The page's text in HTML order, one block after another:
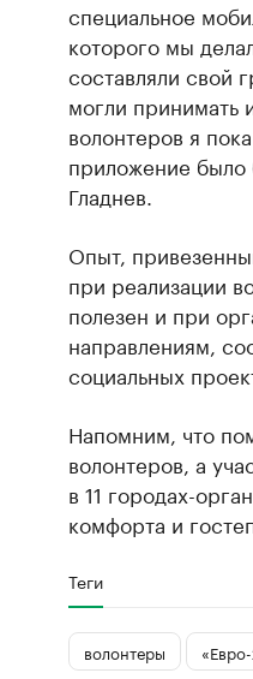
специальное
которого мы
составляли свой
могли принимать
волонтеров я
приложение было
Гладнев.
Опыт,
при реализации
полезен и при
направлениям,
социальных
Напомним, что
волонтеров, а
в 11 городах-
комфорта и
Теги
волонтеры